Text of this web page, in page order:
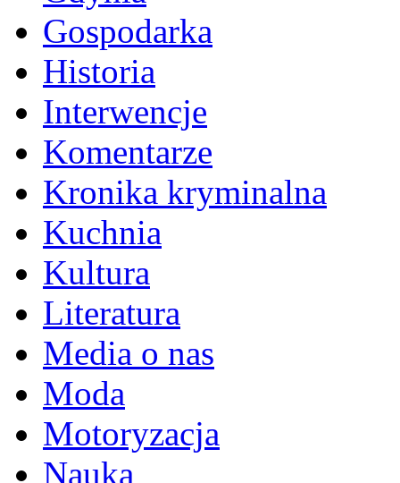
Gospodarka
Historia
Interwencje
Komentarze
Kronika kryminalna
Kuchnia
Kultura
Literatura
Media o nas
Moda
Motoryzacja
Nauka